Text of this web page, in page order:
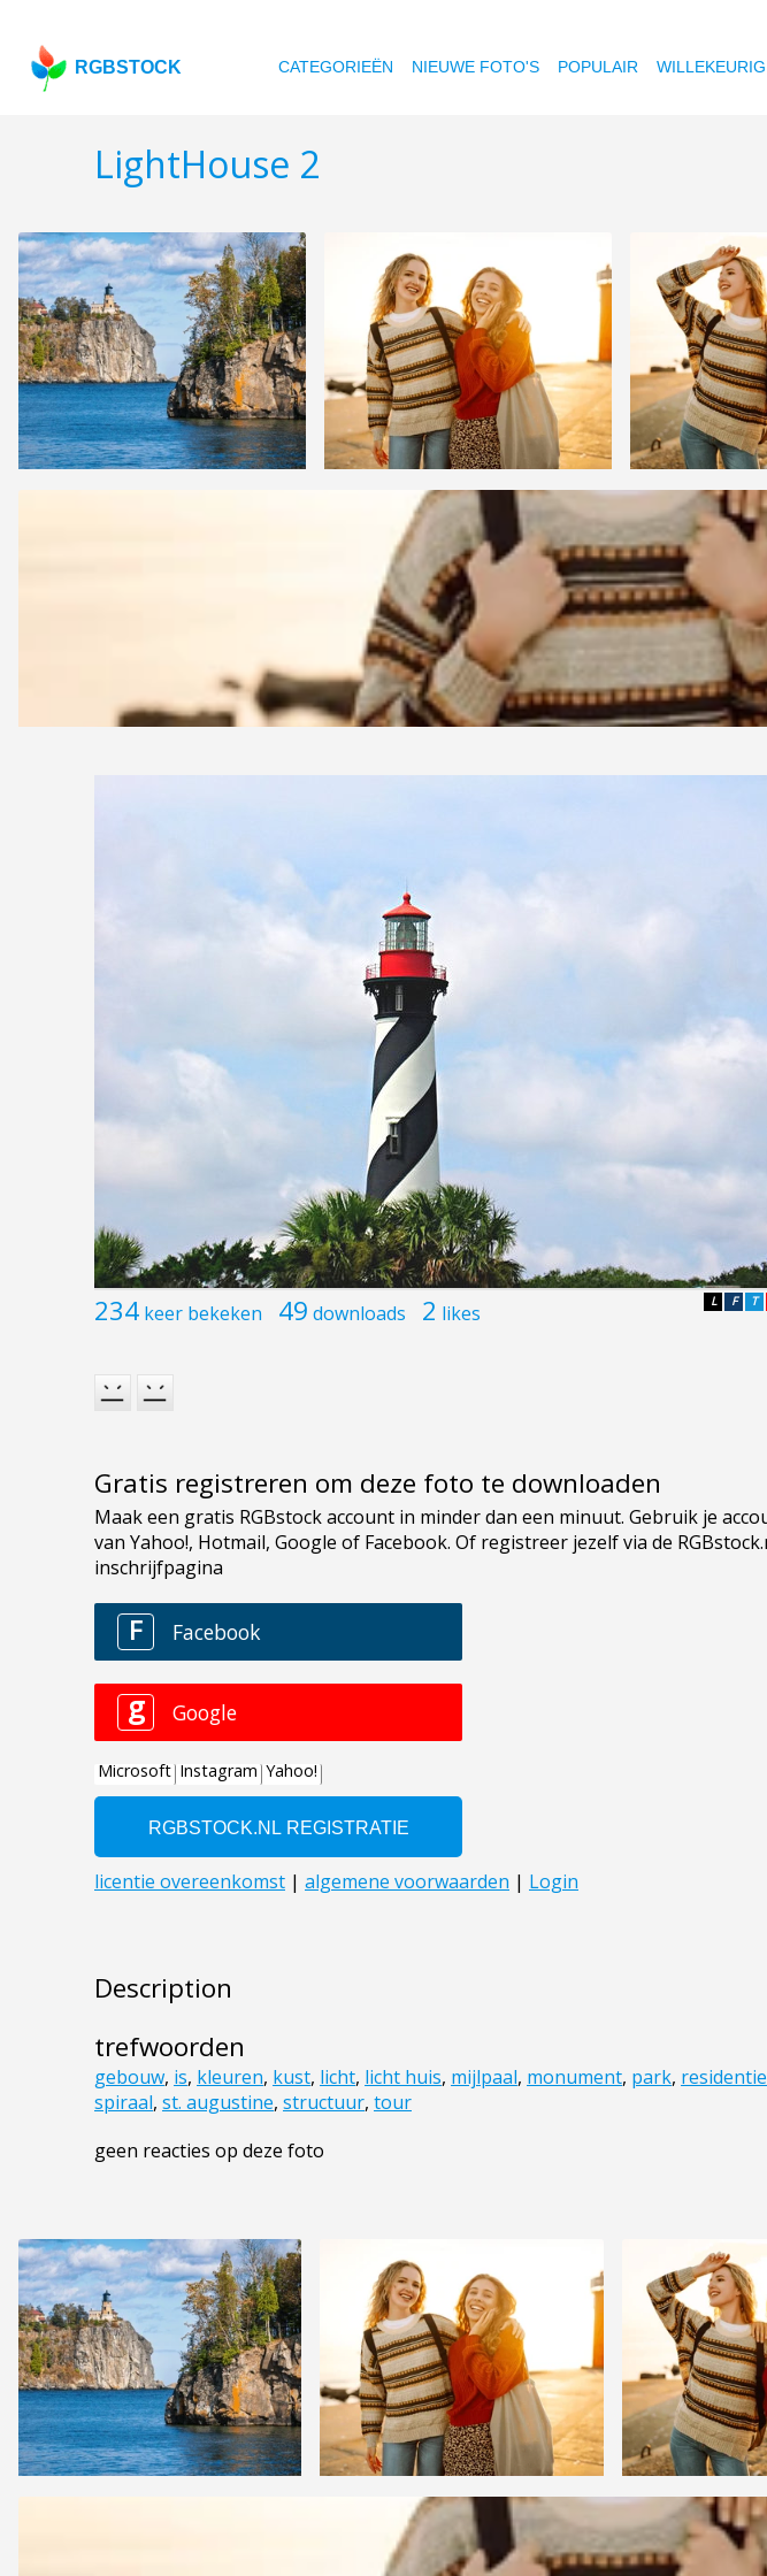
RGBSTOCK CATEGORIEËN NIEUWE FOTO'S POPULAIR WILLEKEURIG
LightHouse 2
234 keer bekeken 49 downloads 2 likes T
F
L
Gratis registreren om deze foto te downloaden
Description
trefwoorden
gebouw, is, kleuren, kust, licht, licht huis, mijlpaal, monument, park, residentie
spiraal, st. augustine, structuur, tour
geen reacties op deze foto